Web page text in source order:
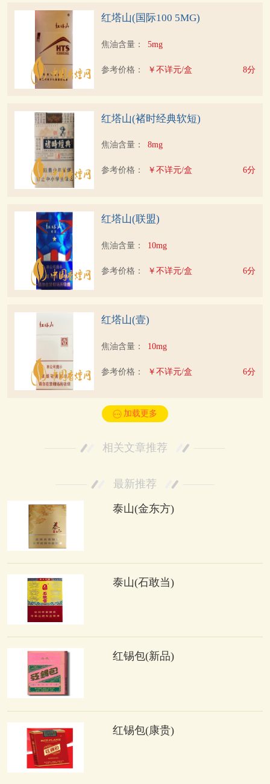
红塔山(国际100 5MG)
焦油含量： 5mg
参考价格： ￥不详元/盒 8分
红塔山(褚时经典软短)
焦油含量： 8mg
参考价格： ￥不详元/盒 6分
红塔山(联盟)
焦油含量： 10mg
参考价格： ￥不详元/盒 6分
红塔山(壹)
焦油含量： 10mg
参考价格： ￥不详元/盒 6分
加载更多
相关文章推荐
最新推荐
泰山(金东方)
泰山(石敢当)
红锡包(新品)
红锡包(康贵)